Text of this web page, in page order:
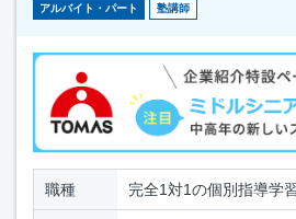
アルバイト・パート 塾講師
職種 完全1対1の個別指導学